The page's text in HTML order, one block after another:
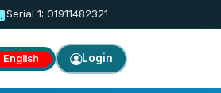
Serial 1: 01911482321
English Login